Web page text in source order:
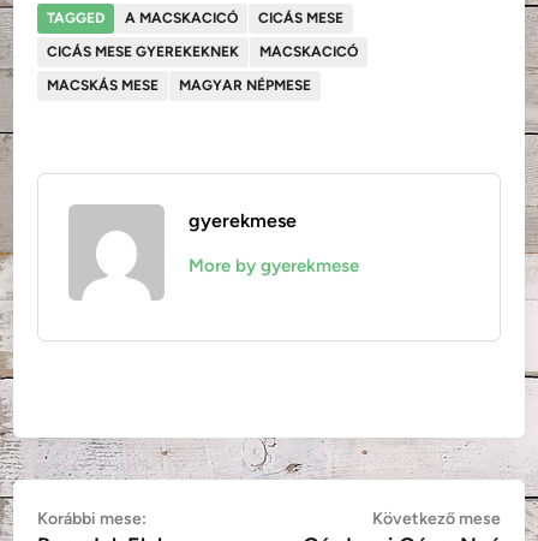
TAGGED A MACSKACICÓ
CICÁS MESE
CICÁS MESE GYEREKEKNEK
MACSKACICÓ
MACSKÁS MESE
MAGYAR NÉPMESE
gyerekmese
More by gyerekmese
Bejegyzés
Korábbi mese: Következő mese